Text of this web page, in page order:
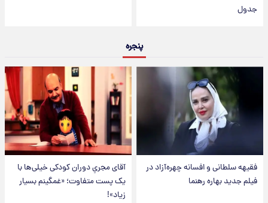
جدول
پنجره
فقیهه سلطانی و افسانه چهره‌آزاد در
فیلم جدید بهاره رهنما
آقای مجریِ دوران کودکی خیلی‌ها با
یک پست متفاوت؛ «غمگینم بسیار
زیاد»!